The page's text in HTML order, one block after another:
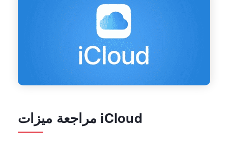
مراجعة ميزات iCloud